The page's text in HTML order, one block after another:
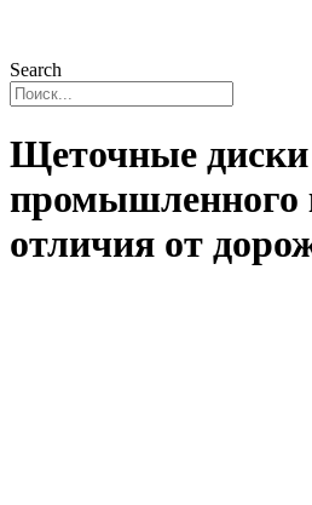
Search
Щеточные
промышленного
отличия от